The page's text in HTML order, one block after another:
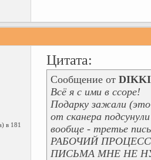
в 181
Цитата:
Сообщение от DIKKI
Всё я с ими в ссоре!
Подарку зажали (это
от сканера
вообще - третье
РАБОЧИЙ
ПИСЬМА МНЕ НЕ